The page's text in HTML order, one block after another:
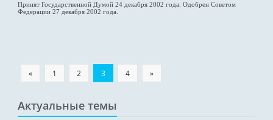
Принят Государственной Думой 24 декабря 2002 года. Одобрен Советом
Федерации 27 декабря 2002 года.
« 1 2 3 4 »
Актуальные темы